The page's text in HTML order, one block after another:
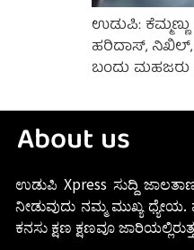
ಉಡುಪಿ:
ಹರಿದಾಸ್, ನಿಖಿಲ್,
ಬಂದು ಮಹಜರು
About us
ಉಡುಪಿ Xpress ಸುದ್ದಿ
ನೀಡುವುದು ನಮ್ಮ ಮುಖ್ಯ
ಕನಸು ಕ್ಷಣ ಕ್ಷಣವೂ